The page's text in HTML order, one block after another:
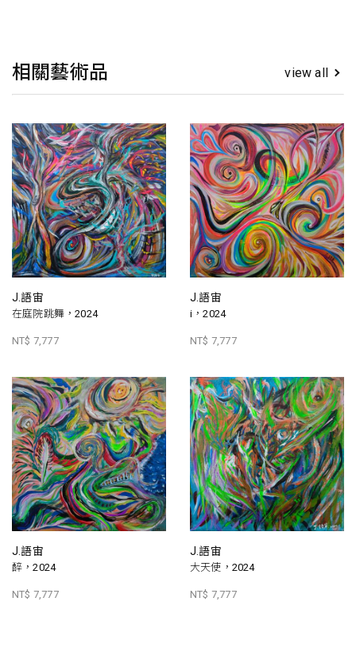
相關藝術品 view all
J.語宙
在庭院跳舞，2024
NT$ 7,777
J.語宙
i，2024
NT$ 7,777
J.語宙
醉，2024
NT$ 7,777
J.語宙
大天使，2024
NT$ 7,777